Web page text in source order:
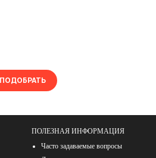
ПОДОБРАТЬ
ПОЛЕЗНАЯ ИНФОРМАЦИЯ
Часто задаваемые вопросы